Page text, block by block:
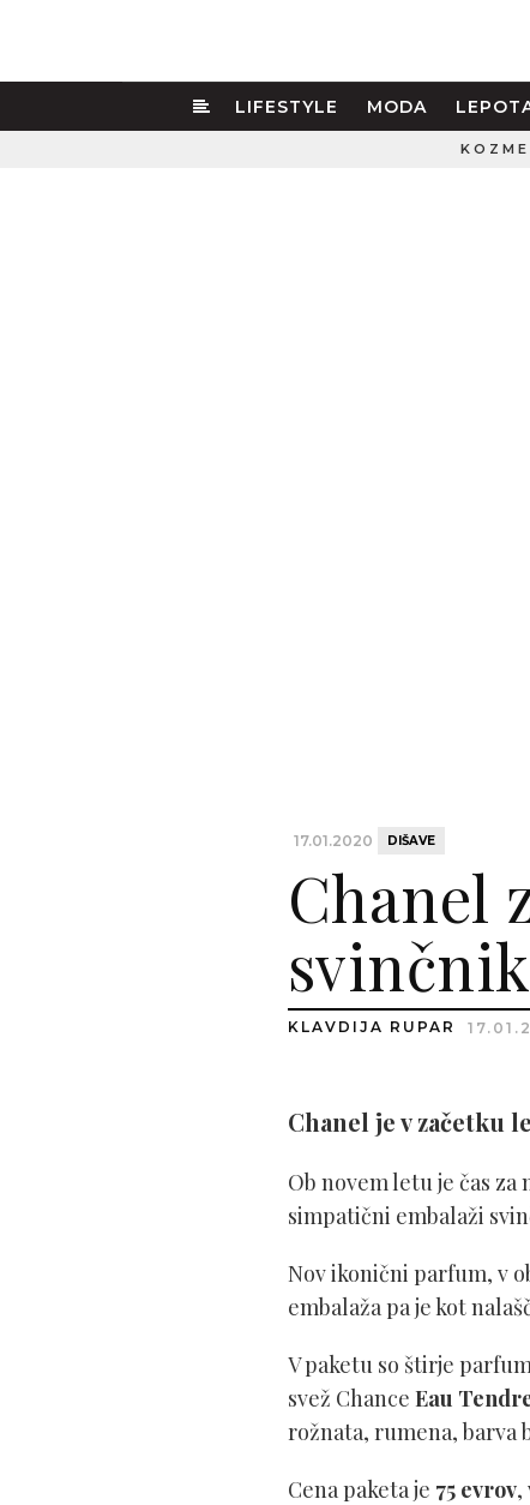
LIFESTYLE MODA
17.01.2020 DIŠAVE
Chanel
KLAVDIJA RUPAR
Chanel je v začetku
Ob novem letu je čas
simpatični embalaži
Nov ikonični parfum, v
embalaža pa je kot
V paketu so štirje
svež Chance Eau
rožnata, rumena, barva
Cena paketa je 75 evrov,